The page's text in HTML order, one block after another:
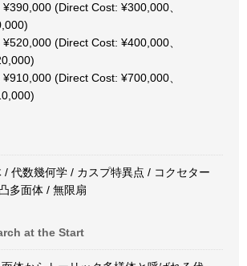
(Direct Cost: ¥300,000、
(Direct Cost: ¥400,000、
(Direct Cost: ¥700,000、
/ 代数幾何学 / カスプ特異点 / コクセター
多面体 / 無限扇
at the Start